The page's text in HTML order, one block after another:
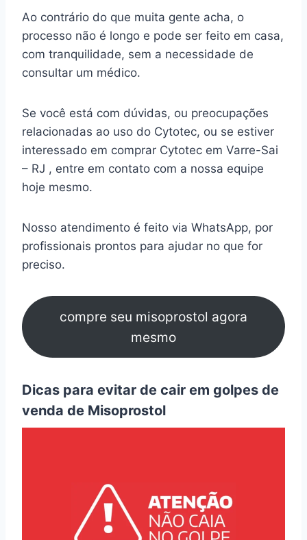
Ao contrário do que muita gente acha, o
processo não é longo e pode ser feito em casa,
com tranquilidade, sem a necessidade de
consultar um médico.
Se você está com dúvidas, ou preocupações
relacionadas ao uso do Cytotec, ou se estiver
interessado em comprar Cytotec em Varre-Sai
– RJ , entre em contato com a nossa equipe
hoje mesmo.
Nosso atendimento é feito via WhatsApp, por
profissionais prontos para ajudar no que for
preciso.
compre seu misoprostol agora
mesmo
Dicas para evitar de cair em golpes de
venda de Misoprostol